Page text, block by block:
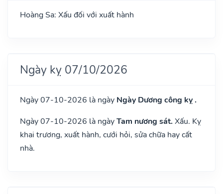
Hoàng Sa: Xấu đối với xuất hành
Ngày kỵ 07/10/2026
Ngày 07-10-2026 là ngày Ngày Dương công kỵ .
Ngày 07-10-2026 là ngàyTam nương sát. Xấu. Kỵ
khai trương, xuất hành, cưới hỏi, sửa chữa hay cất
nhà.